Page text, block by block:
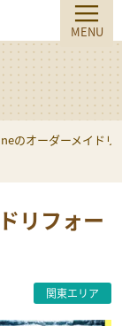
のオーダーメイド
リフォー
関東エリア